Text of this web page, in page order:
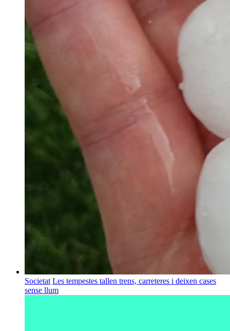
Societat Les tempestes tallen trens, carreteres i deixen cases
sense llum